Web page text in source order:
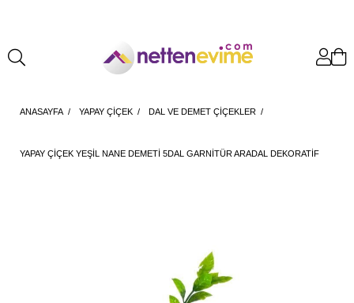
ANASAYFA YAPAY ÇİÇEK DAL VE DEMET ÇİÇEKLER
YAPAY ÇIÇEK YEŞIL NANE DEMETI 5DAL GARNITÜR ARADAL DEKORATIF